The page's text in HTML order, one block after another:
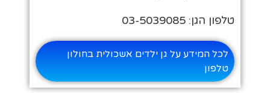
טלפון הגן: 03-5039085
לכל המידע על גן ילדים אשכולית בחולון
טלפון